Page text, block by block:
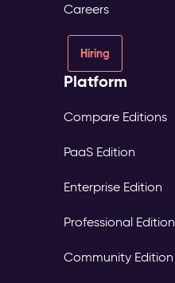
Careers
Hiring
Platform
Compare Editions
PaaS Edition
Enterprise Edition
Professional Edition
Community Edition